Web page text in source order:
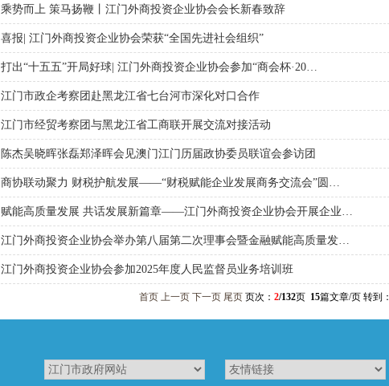
1 2 3
乘势而上 策马扬鞭丨江门外商投资企业协会会长新春致辞
喜报| 江门外商投资企业协会荣获“全国先进社会组织”
打出“十五五”开局好球| 江门外商投资企业协会参加“商会杯·20…
江门市政企考察团赴黑龙江省七台河市深化对口合作
江门市经贸考察团与黑龙江省工商联开展交流对接活动
陈杰吴晓晖张磊郑泽晖会见澳门江门历届政协委员联谊会参访团
商协联动聚力 财税护航发展——“财税赋能企业发展商务交流会”圆…
赋能高质量发展 共话发展新篇章——江门外商投资企业协会开展企业…
江门外商投资企业协会举办第八届第二次理事会暨金融赋能高质量发…
江门外商投资企业协会参加2025年度人民监督员业务培训班
首页 上一页 下一页 尾页 页次： 2/132页 15篇文章/页 转到：